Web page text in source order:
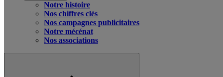
Notre histoire
Nos chiffres clés
Nos campagnes publicitaires
Notre mécénat
Nos associations